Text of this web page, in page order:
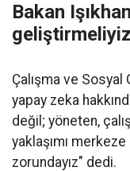
Bakan
Çalışma ve Sosyal
yapay zeka
değil; yöneten,
yaklaşımı
zorundayız" dedi.